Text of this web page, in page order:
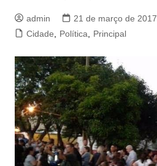
admin
21 de março de 2017
Cidade
Política Principal